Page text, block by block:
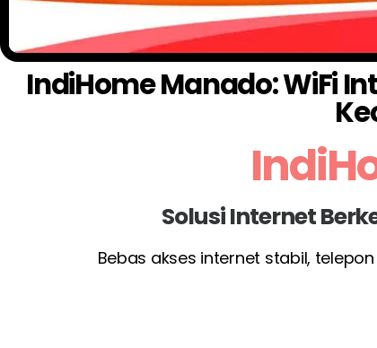
IndiHome Manado: WiFi
Solusi Internet
Bebas akses internet stabil,